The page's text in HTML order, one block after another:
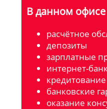
В данном офисе
расчётное
депозиты
зарплатные
интернет-
кредитование
банковские
оказание